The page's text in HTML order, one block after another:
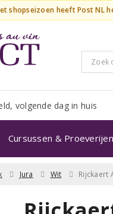
shopseizoen heeft Post NL
volgende dag in huis
Cursussen & Proeverijen
Jura Wit Rijckaert